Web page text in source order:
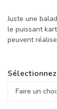
Juste une
le puissant
peuvent